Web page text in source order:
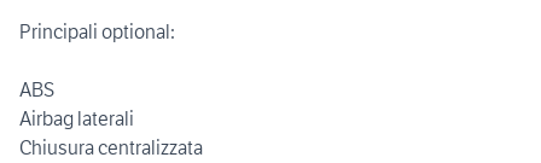
Principali optional:
ABS
Airbag laterali
Chiusura centralizzata